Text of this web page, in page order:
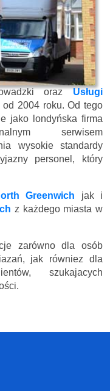
orazUsługi
od 2004 roku. Od tego
jako londyńska firma
serwisem
wysokie standardy
personel, który
Greenwich jak i
z każdego miasta w
zarówno dla osób
jak równiez dla
szukajacych